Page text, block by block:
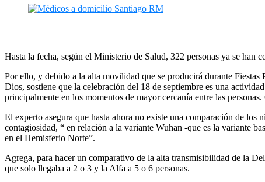
Hasta la fecha, según el Ministerio de Salud, 322 personas ya se
Por ello, y debido a la alta movilidad que se producirá durante
Dios, sostiene que la celebración del 18 de septiembre es una
principalmente en los momentos de mayor cercanía entre las
El experto asegura que hasta ahora no existe una comparación de
contagiosidad, “ en relación a la variante Wuhan -que es la variante
en el Hemisferio Norte”.
Agrega, para hacer un comparativo de la alta transmisibilidad de la
que solo llegaba a 2 o 3 y la Alfa a 5 o 6 personas.